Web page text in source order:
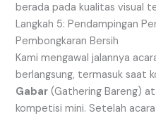
berada pada kualitas visual
Langkah 5: Pendampingan
Pembongkaran Bersih
Kami mengawal jalannya
berlangsung, termasuk saat
Gabar (Gathering Bareng)
kompetisi mini. Setelah